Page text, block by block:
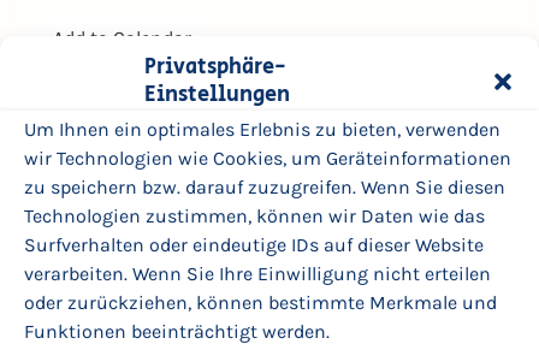
Privatsphäre-
Einstellungen
Um Ihnen ein optimales Erlebnis zu bieten, verwenden
wir Technologien wie Cookies, um Geräteinformationen
zu speichern bzw. darauf zuzugreifen. Wenn Sie diesen
Technologien zustimmen, können wir Daten wie das
Surfverhalten oder eindeutige IDs auf dieser Website
verarbeiten. Wenn Sie Ihre Einwilligung nicht erteilen
oder zurückziehen, können bestimmte Merkmale und
Funktionen beeinträchtigt werden.
5
.
2
0
2
6
Add to Calendar
Kompletten Kalender ansehen